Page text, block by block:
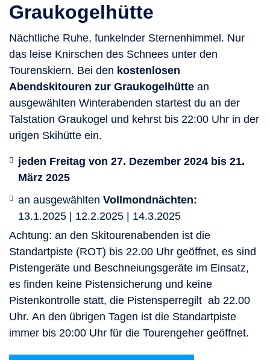
Graukogelhütte
Nächtliche Ruhe, funkelnder Sternenhimmel. Nur
das leise Knirschen des Schnees unter den
Tourenskiern. Bei den kostenlosen
Abendskitouren zur Graukogelhütte an
ausgewählten Winterabenden startest du an der
Talstation Graukogel und kehrst bis 22:00 Uhr in der
urigen Skihütte ein.
jeden Freitag von 27. Dezember 2024 bis 21.
März 2025
an ausgewählten Vollmondnächten:
13.1.2025 | 12.2.2025 | 14.3.2025
Achtung: an den Skitourenabenden ist die
Standartpiste (ROT) bis 22.00 Uhr geöffnet, es sind
Pistengeräte und Beschneiungsgeräte im Einsatz,
es finden keine Pistensicherung und keine
Pistenkontrolle statt, die Pistensperregilt ab 22.00
Uhr. An den übrigen Tagen ist die Standartpiste
immer bis 20:00 Uhr für die Tourengeher geöffnet.